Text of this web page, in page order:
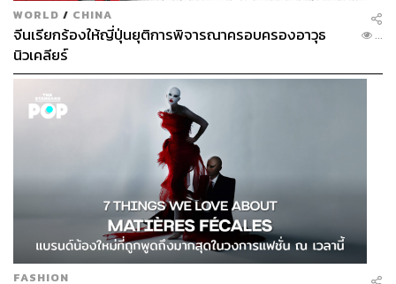
WORLD / CHINA
จีนเรียกร้องให้ญี่ปุ่นยุติการพิจารณาครอบครองอาวุธ
นิวเคลียร์
...
FASHION